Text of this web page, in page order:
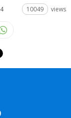
4 10049 views